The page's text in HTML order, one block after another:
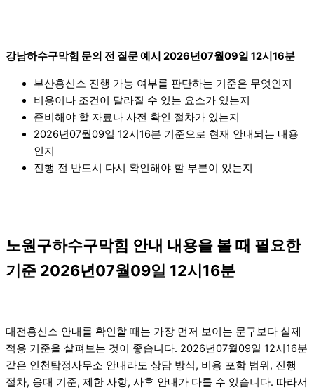
강남하수구막힘 문의 전 질문 예시 2026년07월09일 12시16분
부산흥신소 진행 가능 여부를 판단하는 기준은 무엇인지
비용이나 조건이 달라질 수 있는 요소가 있는지
준비해야 할 자료나 사전 확인 절차가 있는지
2026년07월09일 12시16분 기준으로 현재 안내되는 내용
인지
진행 전 반드시 다시 확인해야 할 부분이 있는지
노원구하수구막힘 안내 내용을 볼 때 필요한
기준 2026년07월09일 12시16분
대전흥신소 안내를 확인할 때는 가장 먼저 보이는 문구보다 실제
적용 기준을 살펴보는 것이 좋습니다. 2026년07월09일 12시16분
같은 인천탐정사무소 안내라도 상담 방식, 비용 포함 범위, 진행
절차, 응대 기준, 제한 사항, 사후 안내가 다를 수 있습니다. 따라서